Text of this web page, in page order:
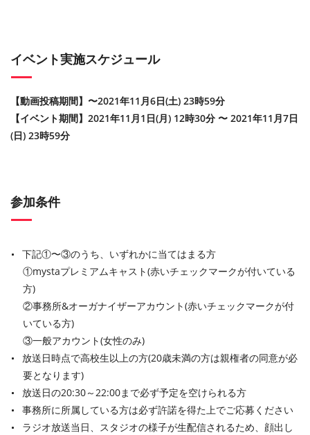
イベント実施スケジュール
【動画投稿期間】〜2021年11月6日(土) 23時59分
【イベント期間】2021年11月1日(月) 12時30分 〜 2021年11月7日
(日) 23時59分
参加条件
下記①〜③のうち、いずれかに当てはまる方
①mystaプレミアムキャスト(赤いチェックマークが付いている
方)
②事務所&オーガナイザーアカウント(赤いチェックマークが付
いている方)
③一般アカウント(女性のみ)
放送日時点で高校生以上の方(20歳未満の方は親権者の同意が必
要となります)
放送日の20:30～22:00まで必ず予定を空けられる方
事務所に所属している方は必ず許諾を得た上でご応募ください
ラジオ放送当日、スタジオの様子が生配信されるため、顔出し